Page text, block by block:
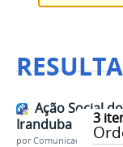
3
Ação Social
Iranduba
porComunicação CMC